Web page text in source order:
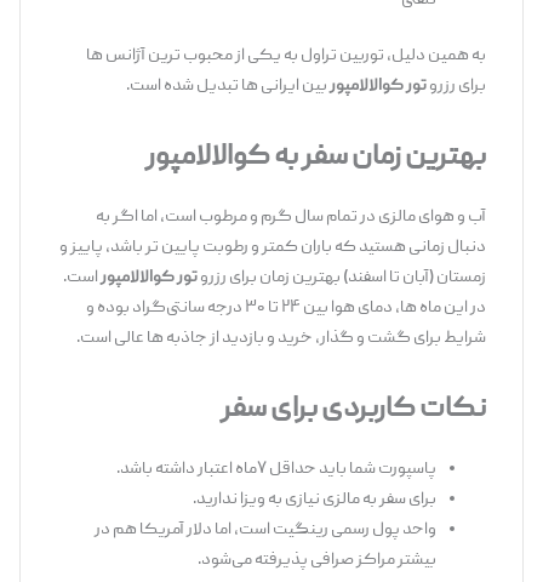
به همین دلیل، توربین تراول به یکی از محبوب ‌ترین آژانس ‌ها
برای رزروتور کوالالامپوربین ایرانی ‌ها تبدیل شده است.
بهترین زمان سفر به کوالالامپور
آب ‌و ‌هوای مالزی در تمام سال گرم و مرطوب است، اما اگر به
دنبال زمانی هستید که باران کمتر و رطوبت پایین ‌تر باشد، پاییز و
زمستان (آبان تا اسفند) بهترین زمان برای رزروتور کوالالامپوراست.
در این ماه‌ ها، دمای هوا بین ۲۴ تا ۳۰ درجه سانتی‌گراد بوده و
شرایط برای گشت ‌و ‌گذار، خرید و بازدید از جاذبه ‌ها عالی است.
نکات کاربردی برای سفر
پاسپورت شما باید حداقل ۷ماه اعتبار داشته باشد.
برای سفر به مالزی نیازی به ویزا ندارید.
واحد پول رسمی رینگیت است، اما دلار آمریکا هم در
بیشتر مراکز صرافی پذیرفته می‌شود.